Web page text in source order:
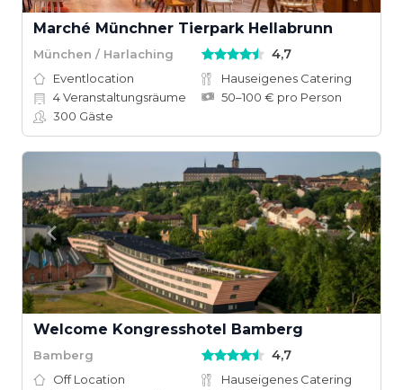
Marché Münchner Tierpark Hellabrunn
München / Harlaching 4,7
Eventlocation
Hauseigenes Catering
4Veranstaltungsräume
50–100 € pro Person
300 Gäste
Welcome Kongresshotel Bamberg
Bamberg 4,7
Off Location
Hauseigenes Catering